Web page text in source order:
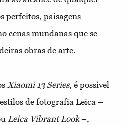
perfeitos, paisagens
cenas mundanas que se
obras de arte.
Xiaomi 13 Series, é possível
de fotografia Leica –
Leica Vibrant Look–,